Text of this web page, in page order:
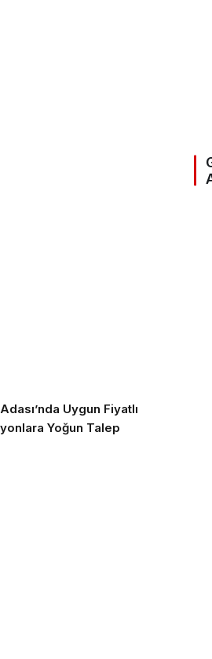
Uygun Fiyatlı
Yoğun Talep